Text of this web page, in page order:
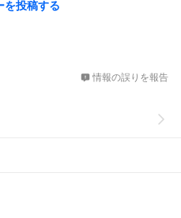
を投稿する
情報の誤りを報告